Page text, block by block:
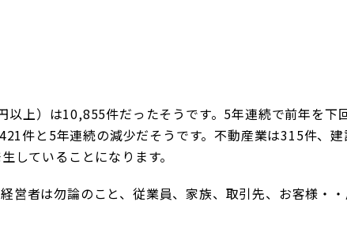
上）は10,855件だったそうです。5年連続で前年を下
件と5年連続の減少だそうです。不動産業は315件、
していることになります。
営者は勿論のこと、従業員、家族、取引先、お客様・